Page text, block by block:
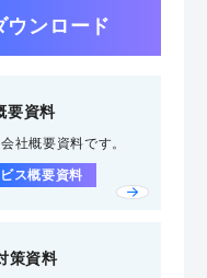
ウンロード
要資料
社概要資料です。
ス概要資料
策資料